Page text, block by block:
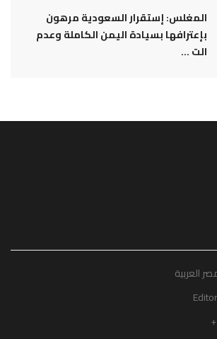
المغلس: إستقرار السعودية مرهون
بإعترافها بسيادة اليمن الكاملة وعدم
الت ...
العربية